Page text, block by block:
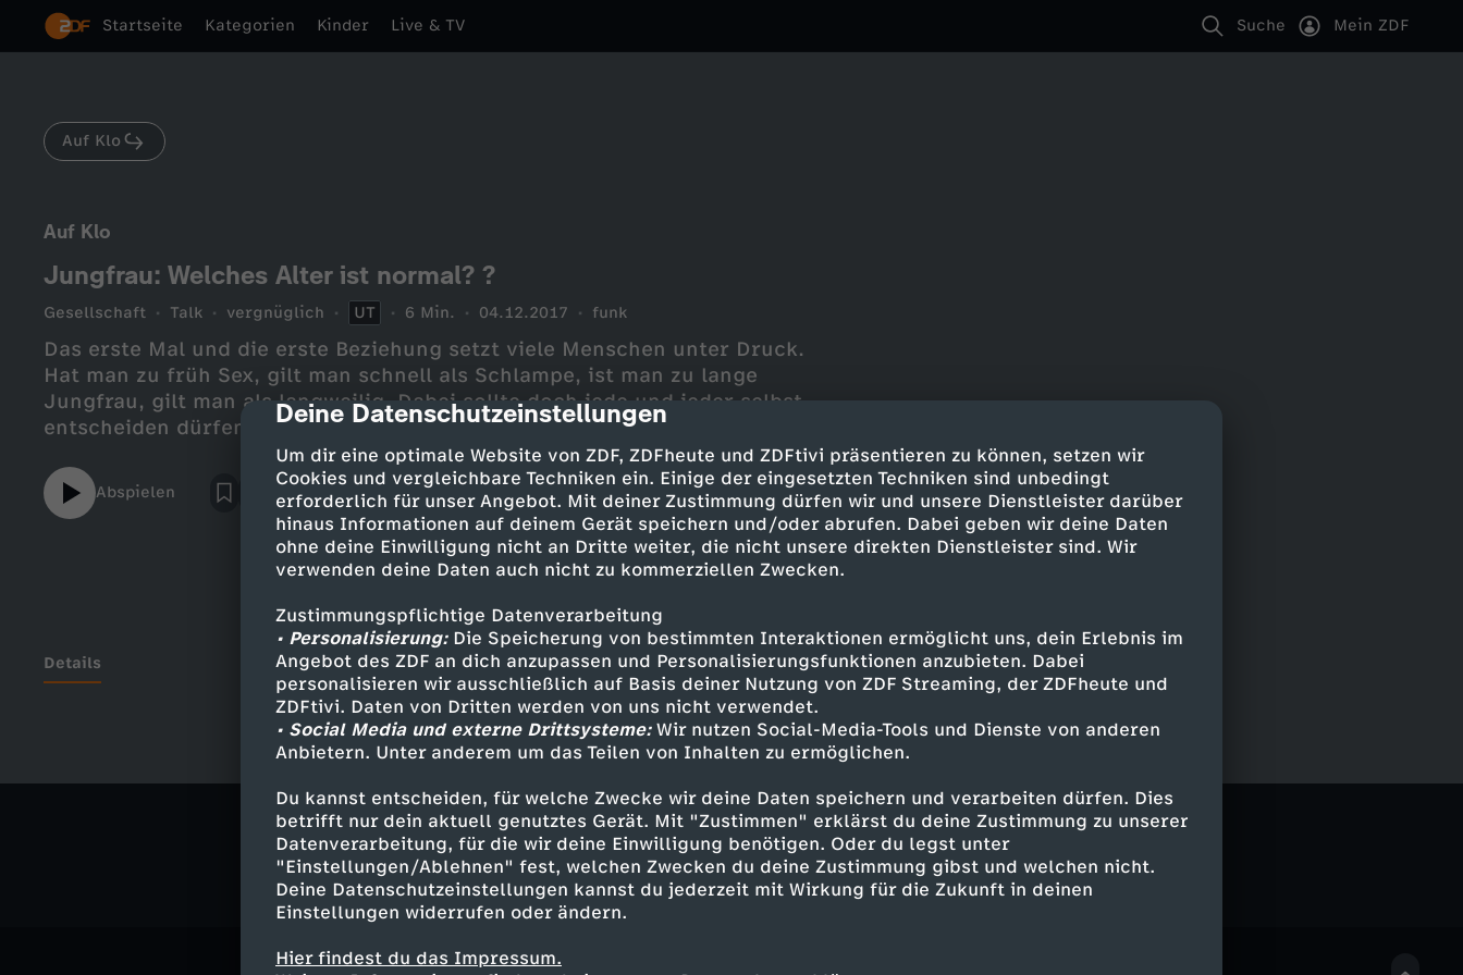
cmp-dialog-description
Deine Datenschutzeinstellungen
Um dir eine optimale Website von ZDF, ZDFheute und ZDFtivi präsentieren zu können, setzen wir
Cookies und vergleichbare Techniken ein. Einige der eingesetzten Techniken sind unbedingt
erforderlich für unser Angebot. Mit deiner Zustimmung dürfen wir und unsere Dienstleister darüber
hinaus Informationen auf deinem Gerät speichern und/oder abrufen. Dabei geben wir deine Daten
ohne deine Einwilligung nicht an Dritte weiter, die nicht unsere direkten Dienstleister sind. Wir
verwenden deine Daten auch nicht zu kommerziellen Zwecken.
Zustimmungspflichtige Datenverarbeitung
• Personalisierung:Die Speicherung von bestimmten Interaktionen ermöglicht uns, dein Erlebnis im
Angebot des ZDF an dich anzupassen und Personalisierungsfunktionen anzubieten. Dabei
personalisieren wir ausschließlich auf Basis deiner Nutzung von ZDF Streaming, der ZDFheute und
ZDFtivi. Daten von Dritten werden von uns nicht verwendet.
• Social Media und externe Drittsysteme:Wir nutzen Social-Media-Tools und Dienste von anderen
Anbietern. Unter anderem um das Teilen von Inhalten zu ermöglichen.
Du kannst entscheiden, für welche Zwecke wir deine Daten speichern und verarbeiten dürfen. Dies
betrifft nur dein aktuell genutztes Gerät. Mit "Zustimmen" erklärst du deine Zustimmung zu unserer
Datenverarbeitung, für die wir deine Einwilligung benötigen. Oder du legst unter
"Einstellungen/Ablehnen" fest, welchen Zwecken du deine Zustimmung gibst und welchen nicht.
Deine Datenschutzeinstellungen kannst du jederzeit mit Wirkung für die Zukunft in deinen
Einstellungen widerrufen oder ändern.
Hier findest du das Impressum.
Startseite Kategorien Kinder Live & TV Suche Mein ZDF
Auf Klo
Auf Klo
Jungfrau: Welches Alter ist normal? ?
Gesellschaft Talk vergnüglich UT 6 Min. 04.12.2017 funk
Das erste Mal und die erste Beziehung setzt viele Menschen unter Druck.
Hat man zu früh Sex, gilt man schnell als Schlampe, ist man zu lange
Jungfrau, gilt man als langweilig. Dabei sollte doch jede und jeder selbst
entscheiden dürfen, wann es soweit ist. Wieso ist das Thema
Jungfräulichkeit auf jedem Schulhof so ein großes Thema? Was hat es mit
dem Jungfernhäutchen auf sich? Und vor allem: Wie fühlt es sich
eigentlich an, wenn alle schon Sex hatten und man die einzige Jungfrau im
Freundeskreis ist? Ischtar Isik und itscoleslaw beantworten eure Fragen
zum Thema Jungfräulichkeit im Q&A Auf Klo.
Abspielen
Details
Ähnliche Inhalte entdecken
Gesellschaft Talk vergnüglich Untertitel Auf Klo